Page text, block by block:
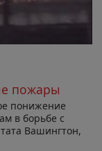
пожары
понижение
в борьбе с
Вашингтон,